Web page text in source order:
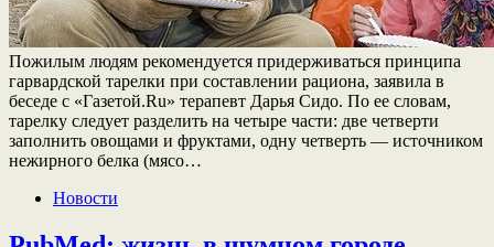
Пожилым людям рекомендуется придерживаться принципа
гарвардской тарелки при составлении рациона, заявила в
беседе с «Газетой.Ru» терапевт Дарья Сидо. По ее словам,
тарелку следует разделить на четыре части: две четверти
заполнить овощами и фруктами, одну четверть — источником
нежирного белка (мясо…
Новости